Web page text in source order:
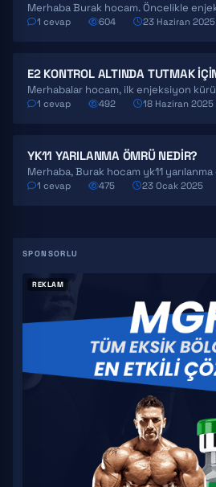
1 cevap 604 23 Haziran 2025
1 cevap 492 18 Haziran 2025
YK11 YARILANMA ÖMRÜ NEDIR?
1 cevap 475 23 Ocak 2025
REKLAM